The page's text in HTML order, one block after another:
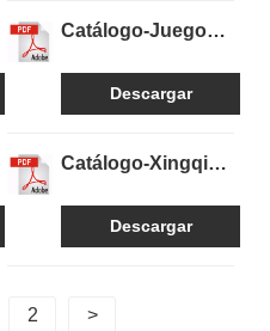
Catálogo-Juego
ajedrez de madera
XingqingDescargar
Catálogo-Xingqing
y oficina
Descargar
2 >